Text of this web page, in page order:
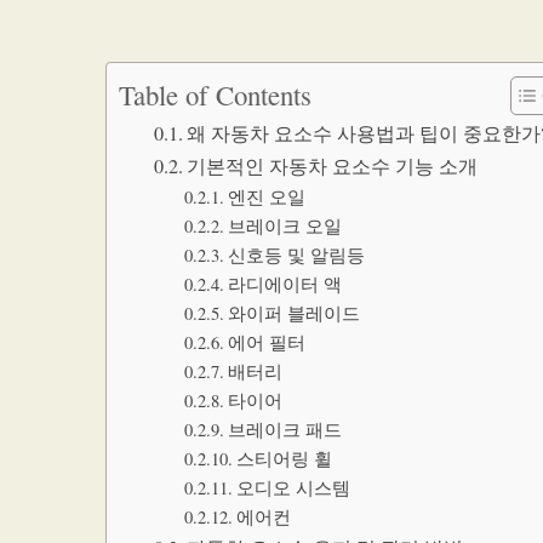
Table of Contents
왜 자동차 요소수 사용법과 팁이 중요한가
기본적인 자동차 요소수 기능 소개
엔진 오일
브레이크 오일
신호등 및 알림등
라디에이터 액
와이퍼 블레이드
에어 필터
배터리
타이어
브레이크 패드
스티어링 휠
오디오 시스템
에어컨